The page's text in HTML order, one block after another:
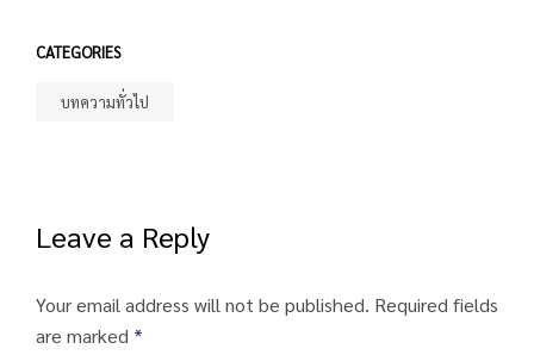
CATEGORIES
บทความทั่วไป
Leave a Reply
Your email address will not be published. Required fields
are marked *